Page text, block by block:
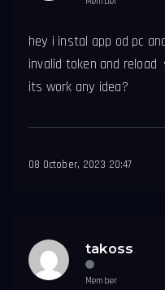
hey i instal app od pc
invalid token and
its work any idea?
08 October, 2023 20:47
takoss
Member